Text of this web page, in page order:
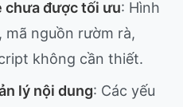
chưa được tối ưu: Hình
mã nguồn rườm rà,
không cần thiết.
lý nội dung: Các yếu